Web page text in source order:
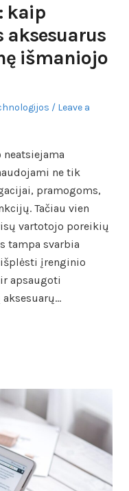
kaip
išmaniojo
Leave a
ne tik
pramogoms,
Tačiau vien
vartotojo poreikių
tampa svarbia
įrenginio
apsaugoti